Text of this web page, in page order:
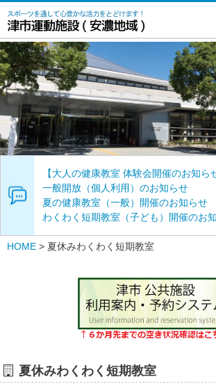
【大人の健康教室 体験会開催のお知ら
一般開放（個人利用）のお知らせ
夏の健康教室（一般）開催のお知らせ
わくわく短期教室（子ども）開催のお
HOME > 夏休みわくわく短期教室
夏休みわくわく短期教室